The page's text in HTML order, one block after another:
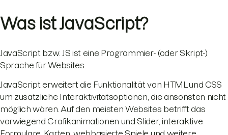
Was ist JavaScript?
JavaScript bzw. JS ist eine Programmier- (oder Skript-)
Sprache für Websites.
JavaScript erweitert die Funktionalität von HTML und CSS
um zusätzliche Interaktivitätsoptionen, die ansonsten nicht
möglich wären. Auf den meisten Websites betrifft das
vorwiegend Grafikanimationen und Slider, interaktive